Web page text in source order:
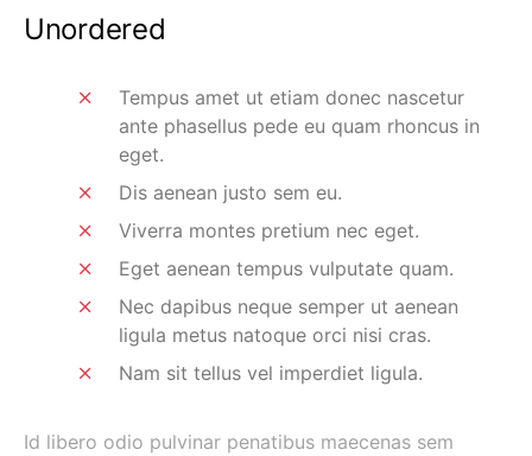
Unordered
Tempus amet ut etiam donec nascetur
ante phasellus pede eu quam rhoncus in
eget.
Dis aenean justo sem eu.
Viverra montes pretium nec eget.
Eget aenean tempus vulputate quam.
Nec dapibus neque semper ut aenean
ligula metus natoque orci nisi cras.
Nam sit tellus vel imperdiet ligula.
Id libero odio pulvinar penatibus maecenas sem